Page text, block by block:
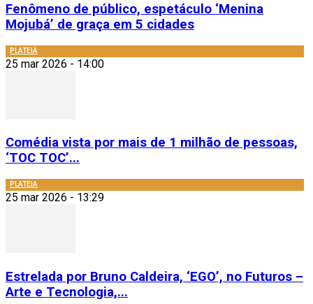
Fenômeno de público, espetáculo ‘Menina
Mojubá’ de graça em 5 cidades
PLATEIA
25 mar 2026 - 14:00
Comédia vista por mais de 1 milhão de pessoas,
‘TOC TOC’...
PLATEIA
25 mar 2026 - 13:29
Estrelada por Bruno Caldeira, ‘EGO’, no Futuros –
Arte e Tecnologia,...